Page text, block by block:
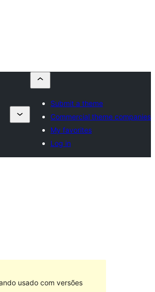
Submit a theme
Commercial theme companies
My favorites
Log in
usado com versões